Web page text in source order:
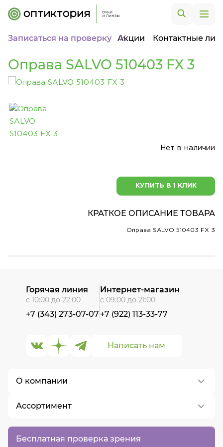
Записаться на проверку Акции Контактные
Оправа SALVO 510403 FX 3
Нет в наличии
КУПИТЬ В 1 КЛИК
КРАТКОЕ ОПИСАНИЕ ТОВАРА
Оправа SALVO 510403 FX 3
Бесплатная проверка зрения
О компании
О нас
Контакты
Вакансии
Ассортимент
Написать нам
Горячая линия
с 10:00 до 22:00
+7 (343) 273-07-07
Интернет-магазин
с 09:00 до 21:00
+7 (922) 113-33-77